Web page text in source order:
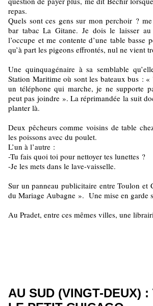
repas.
Quels sont ces gens sur mon perchoir ?
bar tabac La Gitane. Je dois le laisser
l’occupe et me contente d’une table basse
qu’à part les pigeons effrontés, nul ne vient
Une quinquagénaire à sa semblable
Station Maritime où sont les bateaux bus :
un téléphone qui marche, je ne supporte
peut pas joindre ». La réprimandée la suit
planter là.
Deux pêcheurs comme voisins de table
les poissons avec du poulet.
L’un à l’autre :
-Tu fais quoi toi pour nettoyer tes lunettes ?
-Je les mets dans le lave-vaisselle.
Sur un panneau publicitaire entre Toulon et
du Mariage Aubagne ». Une mise en garde
Au Pradet, entre ces mêmes villes, une
AU SUD (VINGT-DEUX) :